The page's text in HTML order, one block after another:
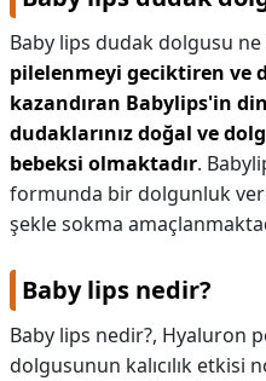
Baby lips dudak dolgusu ne
pilelenmeyi geciktiren ve
kazandıran Babylips'in
dudaklarınız doğal ve
bebeksi olmaktadır.
formunda bir dolgunluk
şekle sokma
Baby lips nedir?
Baby lips nedir?, Hyaluron
dolgusunun kalıcılık etkisi